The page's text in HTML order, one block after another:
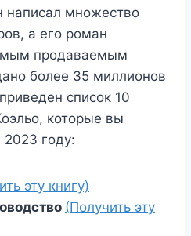
написал множество
а его роман
продаваемым
более 35 миллионов
список 10
которые вы
году:
эту книгу)
(Получить эту